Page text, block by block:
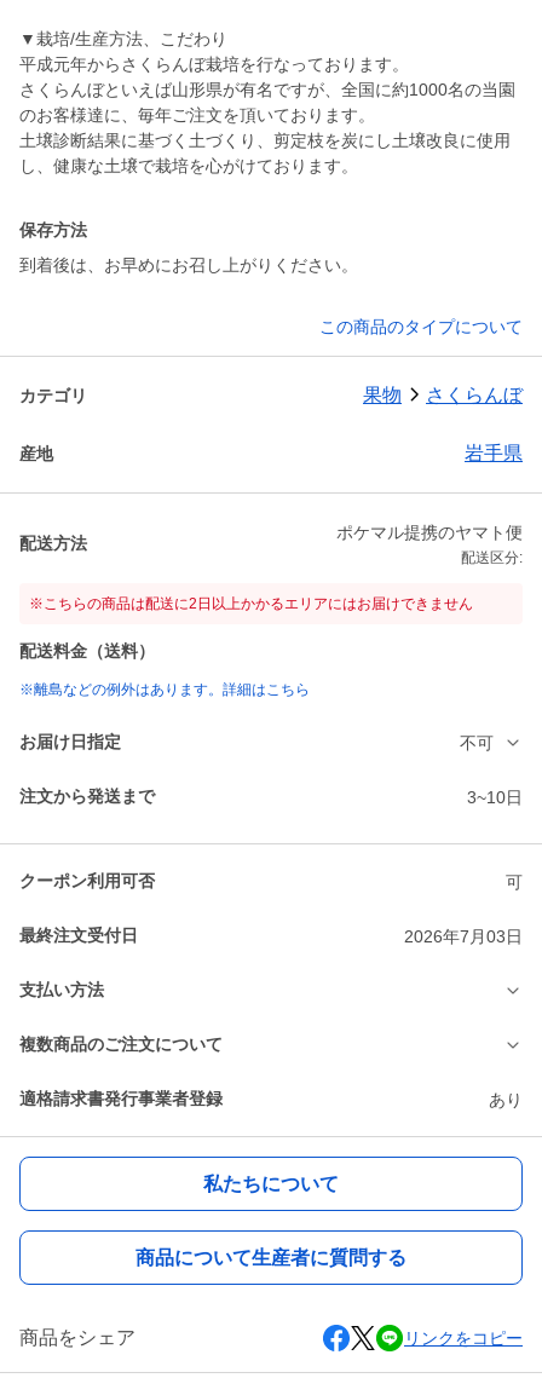
▼栽培/生産方法、こだわり
平成元年からさくらんぼ栽培を行なっております。
さくらんぼといえば山形県が有名ですが、全国に約1000名の当園
のお客様達に、毎年ご注文を頂いております。
土壌診断結果に基づく土づくり、剪定枝を炭にし土壌改良に使用
保存方法
到着後は、お早めにお召し上がりください。
この商品のタイプについて
カテゴリ 果物 さくらんぼ
産地 岩手県
配送方法
ポケマル提携のヤマト便
配送区分:
※こちらの商品は配送に2日以上かかるエリアにはお届けできません
配送料金（送料）
※離島などの例外はあります。詳細はこちら
お届け日指定 不可
注文から発送まで 3~10日
クーポン利用可否 可
最終注文受付日 2026年7月03日
支払い方法
複数商品のご注文について
適格請求書発行事業者登録 あり
私たちについて
商品について生産者に質問する
商品をシェア リンクをコピー